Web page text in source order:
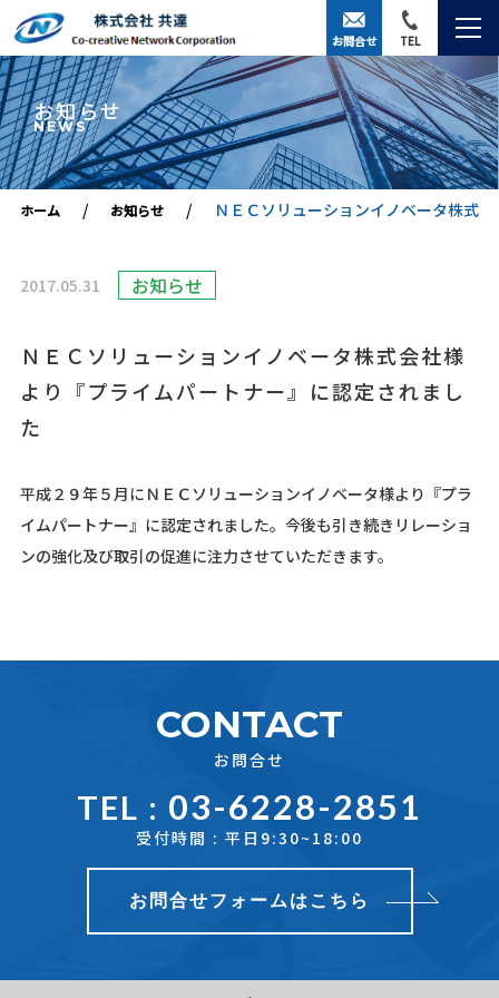
TEL
お問合せ
お知らせ
NEWS
ホーム お知らせ ＮＥＣソリューションイノベータ株式
2017.05.31 お知らせ
ＮＥＣソリューションイノベータ株式会社様
より『プライムパートナー』に認定されまし
た
平成２９年５月にＮＥＣソリューションイノベータ様より『プラ
イムパートナー』に認定されました。今後も引き続きリレーショ
ンの強化及び取引の促進に注力させていただきます。
CONTACT
お問合せ
TEL : 03-6228-2851
受付時間 : 平日9:30~18:00
お問合せフォームはこちら